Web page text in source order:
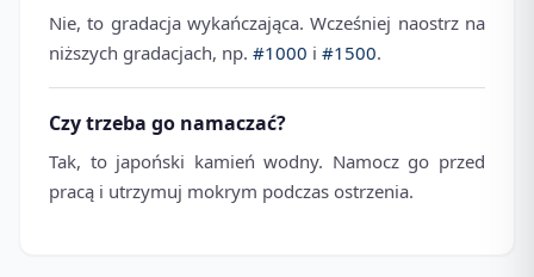
Nie, to gradacja wykańczająca. Wcześniej naostrz na
niższych gradacjach, np. #1000 i #1500.
Czy trzeba go namaczać?
Tak, to japoński kamień wodny. Namocz go przed
pracą i utrzymuj mokrym podczas ostrzenia.